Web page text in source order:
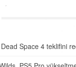
Space 4 teklifini